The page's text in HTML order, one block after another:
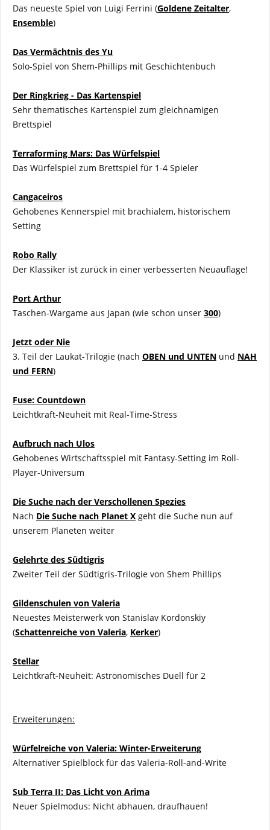
Das neueste Spiel von Luigi Ferrini (Goldene Zeitalter,
Ensemble)
Das Vermächtnis des Yu
Solo-Spiel von Shem-Phillips mit Geschichtenbuch
Der Ringkrieg - Das Kartenspiel
Sehr thematisches Kartenspiel zum gleichnamigen
Brettspiel
Terraforming Mars: Das Würfelspiel
Das Würfelspiel zum Brettspiel für 1-4 Spieler
Cangaceiros
Gehobenes Kennerspiel mit brachialem, historischem
Setting
Robo Rally
Der Klassiker ist zurück in einer verbesserten Neuauflage!
Port Arthur
Taschen-Wargame aus Japan (wie schon unser 300)
Jetzt oder Nie
3. Teil der Laukat-Trilogie (nach OBEN und UNTEN und NAH
und FERN)
Fuse: Countdown
Leichtkraft-Neuheit mit Real-Time-Stress
Aufbruch nach Ulos
Gehobenes Wirtschaftsspiel mit Fantasy-Setting im Roll-
Player-Universum
Die Suche nach der Verschollenen Spezies
Nach Die Suche nach Planet X geht die Suche nun auf
unserem Planeten weiter
Gelehrte des Südtigris
Zweiter Teil der Südtigris-Trilogie von Shem Phillips
Gildenschulen von Valeria
Neuestes Meisterwerk von Stanislav Kordonskiy
(Schattenreiche von Valeria, Kerker)
Stellar
Leichtkraft-Neuheit: Astronomisches Duell für 2
Erweiterungen:
Würfelreiche von Valeria: Winter-Erweiterung
Alternativer Spielblock für das Valeria-Roll-and-Write
Sub Terra II: Das Licht von Arima
Neuer Spielmodus: Nicht abhauen, draufhauen!